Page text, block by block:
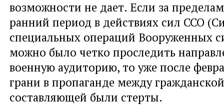
возможности не дает. Если за
ранний период в действиях сил ССО
специальных операций Вооруженных
можно было четко проследить
военную аудиторию, то уже после
грани в пропаганде между
составляющей были стерты.